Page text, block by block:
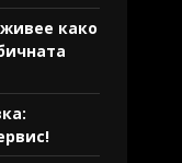
како